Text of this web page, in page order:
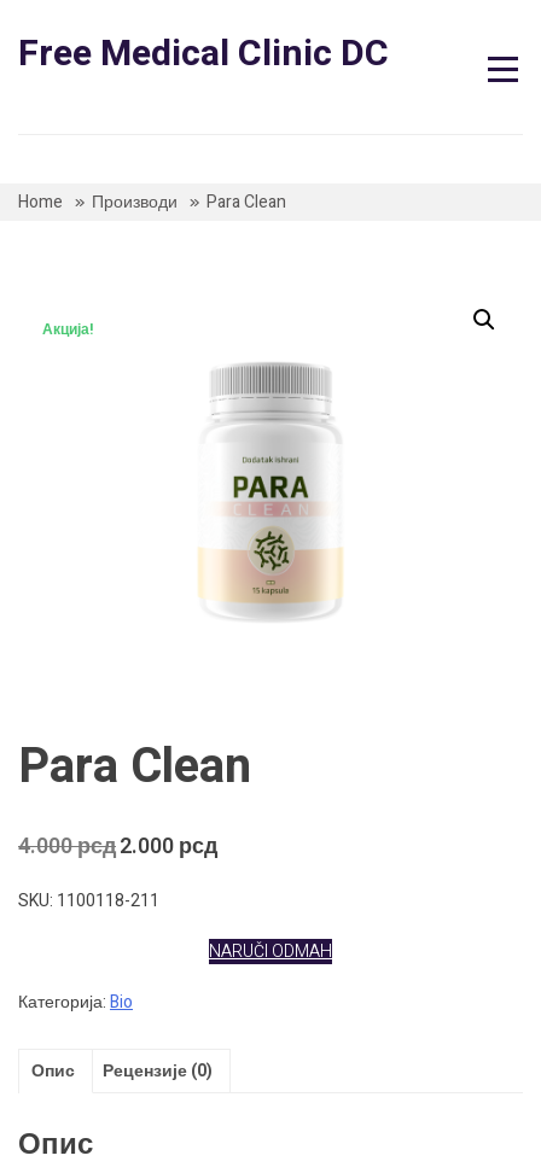
content
Free Medical Clinic DC
Home Производи Para Clean
Акција!
Para Clean
4.000рсдОригинална
је
2.000рсд
SKU: 1100118-211
NARUČI ODMAH
Категорија:Bio
Опис Рецензије (0)
Опис